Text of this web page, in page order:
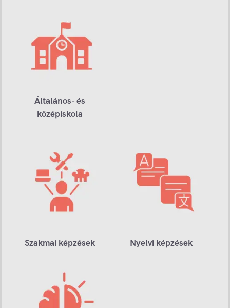
Általános- és
középiskola
Szakmai képzések Nyelvi képzések